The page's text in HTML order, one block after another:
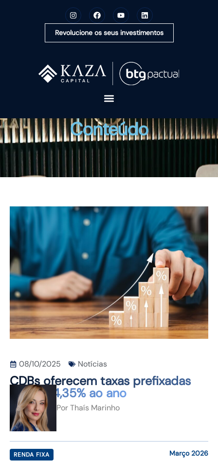
Revolucione os seus investimentos
A KAZA CAPITAL
SOLUÇÕES
MONTE SUA CARTEIRA
CONTEÚDOS
CONTATO
Conteúdo
08/10/2025 Notícias
CDBs oferecem taxas prefixadas
de até 14,35% ao ano
PorThaís Marinho
RENDA FIXA Março 2026